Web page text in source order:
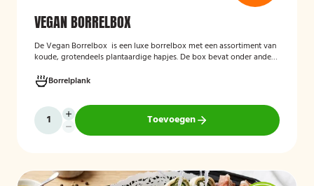
VEGAN BORRELBOX
DeVegan Borrelbox is een luxe borrelbox met een assortiment van
koude, grotendeels plantaardige hapjes. De box bevat onder andere
groenten, crostini’s en andere smaakvolle borrelhapjes die direct
serveerklaar zijn voor een feest, borrel of bijeenkomst.
Borrelplank
Toevoegen